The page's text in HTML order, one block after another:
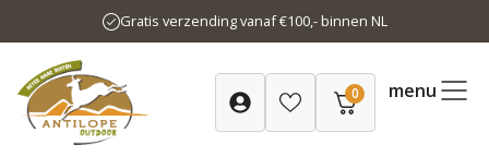
naar
inhoud
Gratis verzending vanaf €100,- binnen NL
0 menu